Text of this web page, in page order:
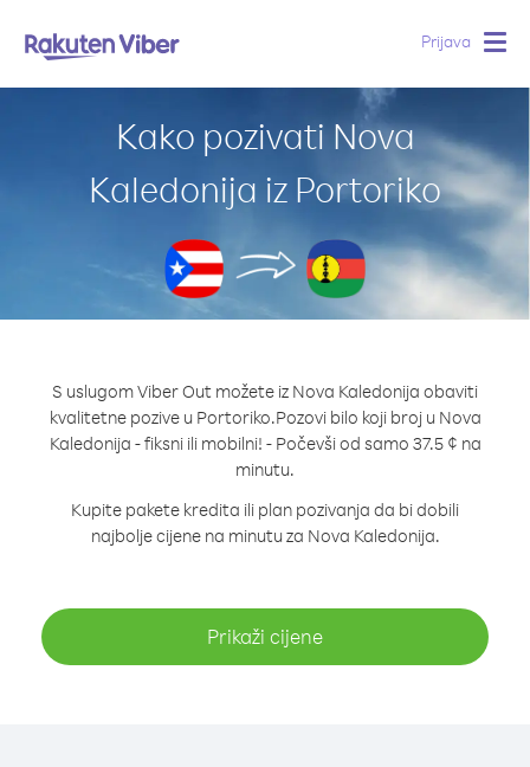
Prijava
Kako pozivati Nova
Kaledonija iz Portoriko
S uslugom Viber Out možete iz Nova Kaledonija obaviti
kvalitetne pozive u Portoriko.Pozovi bilo koji broj u Nova
Kaledonija - fiksni ili mobilni! - Počevši od samo 37.5 ¢ na
minutu.
Kupite pakete kredita ili plan pozivanja da bi dobili
najbolje cijene na minutu za Nova Kaledonija.
Prikaži cijene